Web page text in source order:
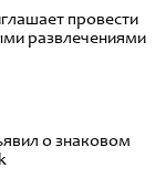
провести
развлечениями
о знаковом